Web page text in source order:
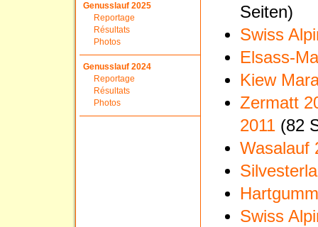
Genusslauf 2025
Reportage
Résultats
Photos
Genusslauf 2024
Reportage
Résultats
Photos
Seiten)
Swiss
Elsass-
Kiew
Zermatt
2011(82
Wasalauf
Swiss